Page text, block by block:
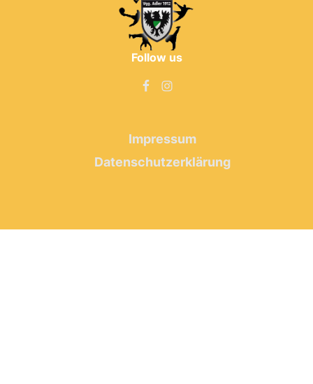
Follow us
Impressum
Datenschutzerklärung